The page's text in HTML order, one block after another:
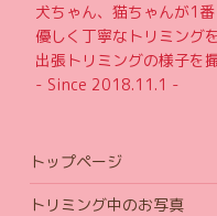
犬ちゃん、猫ちゃんが1
優しく丁寧なトリミング
出張トリミングの様子を
- Since 2018.11.1 -
トップページ
トリミング中のお写真